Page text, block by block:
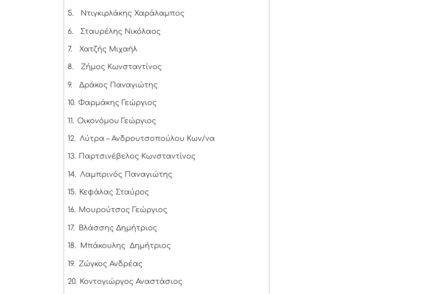
5. Ντιγκιρλάκης Χαράλαμπος
6. Σταυρέλης Νικόλαος
7. Χατζής Μιχαήλ
8. Ζήμος Κωνσταντίνος
9. Δράκος Παναγιώτης
10. Φαρμάκης Γεώργιος
11. Οικονόμου Γεώργιος
12. Λύτρα – Ανδρουτσοπούλου Κων/να
13. Παρτσινέβελος Κωνσταντίνος
14. Λαμπρινός Παναγιώτης
15. Κεφάλας Σταύρος
16. Μουρούτσος Γεώργιος
17. Βλάσσης Δημήτριος
18. Μπάκουλης Δημήτριος
19. Ζώγκος Ανδρέας
20. Κοντογιώργος Αναστάσιος